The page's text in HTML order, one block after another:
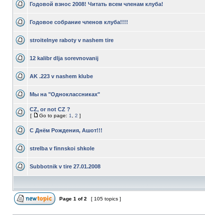
Годовой взнос 2008! Читать всем членам клуба!
Годовое собрание членов клуба!!!!
stroitelnye raboty v nashem tire
12 kalibr dlja sorevnovanij
AK .223 v nashem klube
Мы на "Одноклассниках"
CZ, or not CZ ?
[ Go to page: 1 2 ]
C Днём Рождения, Ашот!!!
strelba v finnskoi shkole
Subbotnik v tire 27.01.2008
Page 1 of2 [ 105 topics ]